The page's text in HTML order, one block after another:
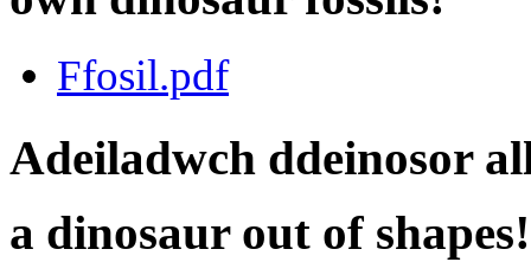
Ffosil.pdf
Adeiladwch ddeinosor
a dinosaur out of shapes!